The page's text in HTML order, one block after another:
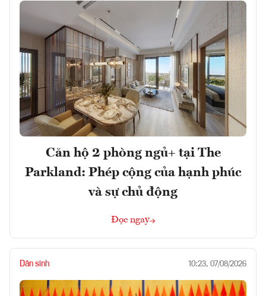
Căn hộ 2 phòng ngủ+ tại The
Parkland: Phép cộng của hạnh phúc
và sự chủ động
Đọc ngay
Dân sinh 10:23, 07/08/2026